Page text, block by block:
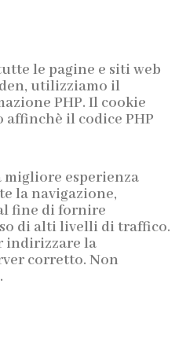
le pagine e siti web
utilizziamo il
PHP. Il cookie
affinchè il codice PHP
migliore esperienza
la navigazione,
fine di fornire
di alti livelli di traffico.
indirizzare la
corretto. Non